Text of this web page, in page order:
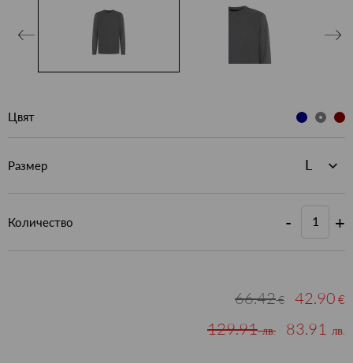
Цвят
Размер
Количество - +
66.42€ 42.90 €
129.91лв. 83.91 лв.